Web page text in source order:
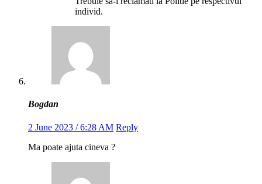
individ.
Bogdan
2 June 2023 / 6:28 AM Reply
Ma poate ajuta cineva ?